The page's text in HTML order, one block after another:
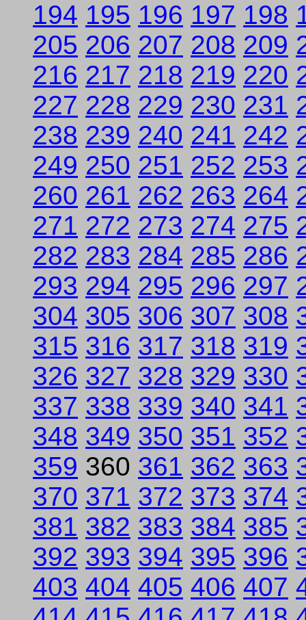
194 195 196 197 198
205 206 207 208 209
216 217 218 219 220
227 228 229 230 231
238 239 240 241 242
249 250 251 252 253
260 261 262 263 264
271 272 273 274 275
282 283 284 285 286
293 294 295 296 297
304 305 306 307 308
315 316 317 318 319
326 327 328 329 330
337 338 339 340 341
348 349 350 351 352
359 360 361 362 363
370 371 372 373 374
381 382 383 384 385
392 393 394 395 396
403 404 405 406 407